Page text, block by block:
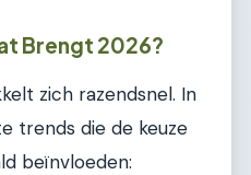
Brengt 2026?
zich razendsnel. In
trends die de keuze
beïnvloeden: